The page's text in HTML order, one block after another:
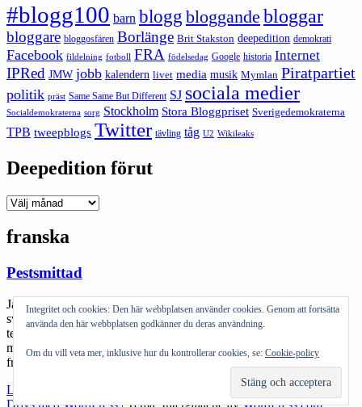
#blogg100 barn blogg bloggande bloggar
bloggare bloggosfären Borlänge Brit Stakston deepedition demokrati
Facebook fildelning fotboll FRA födelsedag Google historia Internet
IPRed JMW jobb kalendern livet media musik Mymlan Piratpartiet
politik präst Same Same But Different SJ sociala medier
Socialdemokraterna sorg Stockholm Stora Bloggpriset Sverigedemokraterna
TPB tweepblogs Twitter tävling tåg U2 Wikileaks
Deepedition förut
Deepedition
franska
Pestsmittad
Jag känner mig en smula pestsmittad. Jag misstänker att jag har
svinflunsan och det är nästan så folk inte ens vill prata med en i
telefon :). Det är tungt att sitta och jobba idag. Det som kanske är
mest irriterande är att man ändå är så där inte jättesjuk och inte alls
frisk. Ett […]
Läs mer
Drivs med WordPress |Tema: Intergalactic avWordPress.com.
Integritet och cookies: Den här webbplatsen använder cookies. Genom att fortsätta
använda den här webbplatsen godkänner du deras användning.
Om du vill veta mer, inklusive hur du kontrollerar cookies, se: Cookie-policy